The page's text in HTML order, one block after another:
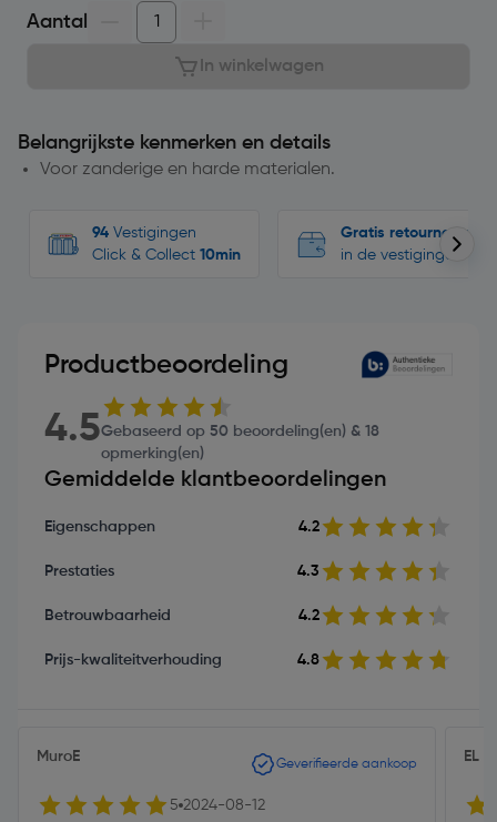
Aantal
In winkelwagen
Belangrijkste kenmerken en details
Voor zanderige en harde materialen.
94 Vestigingen
Click & Collect 10min
Gratis retourneren
in de vestigingen
Productbeoordeling
4.5Gebaseerd op 50 beoordeling(en) & 18
opmerking(en)
Gemiddelde klantbeoordelingen
Eigenschappen 4.2
Prestaties 4.3
Betrouwbaarheid 4.2
Prijs-kwaliteitverhouding 4.8
MuroE Geverifieerde aankoop
5 2024-08-12
EL B